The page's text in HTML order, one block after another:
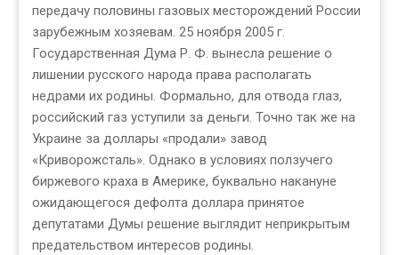
передачу половины газовых месторождений России
зарубежным хозяевам. 25 ноября 2005 г.
Государственная Дума Р. Ф. вынесла решение о
лишении русского народа права располагать
недрами их родины. Формально, для отвода глаз,
российский газ уступили за деньги. Точно так же на
Украине за доллары «продали» завод
«Криворожсталь». Однако в условиях ползучего
биржевого краха в Америке, буквально накануне
ожидающегося дефолта доллара принятое
депутатами Думы решение выглядит неприкрытым
предательством интересов родины.